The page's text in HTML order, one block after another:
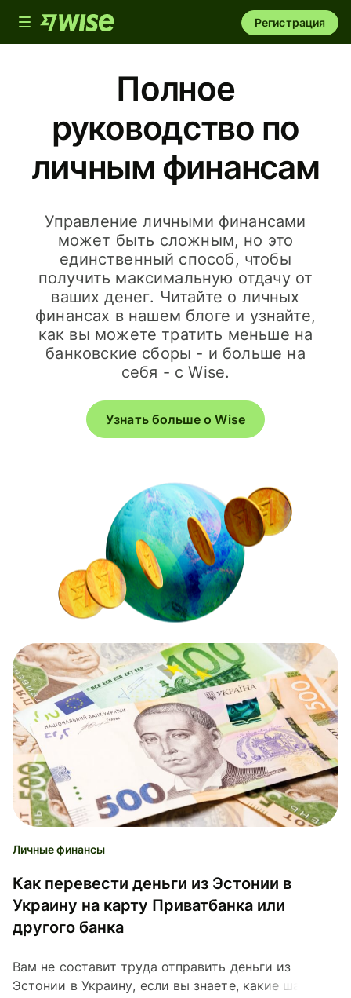
Toggle
navigation
Регистрация
Полное
руководство по
личным финансам
Управление личными финансами
может быть сложным, но это
единственный способ, чтобы
получить максимальную отдачу от
ваших денег. Читайте о личных
финансах в нашем блоге и узнайте,
как вы можете тратить меньше на
банковские сборы - и больше на
себя - с Wise.
Узнать больше о Wise
Личные финансы
Как перевести деньги из Эстонии в
Украину на карту Приватбанка или
другого банка
Вам не составит труда отправить деньги из
Эстонии в Украину, если вы знаете, какие шаги